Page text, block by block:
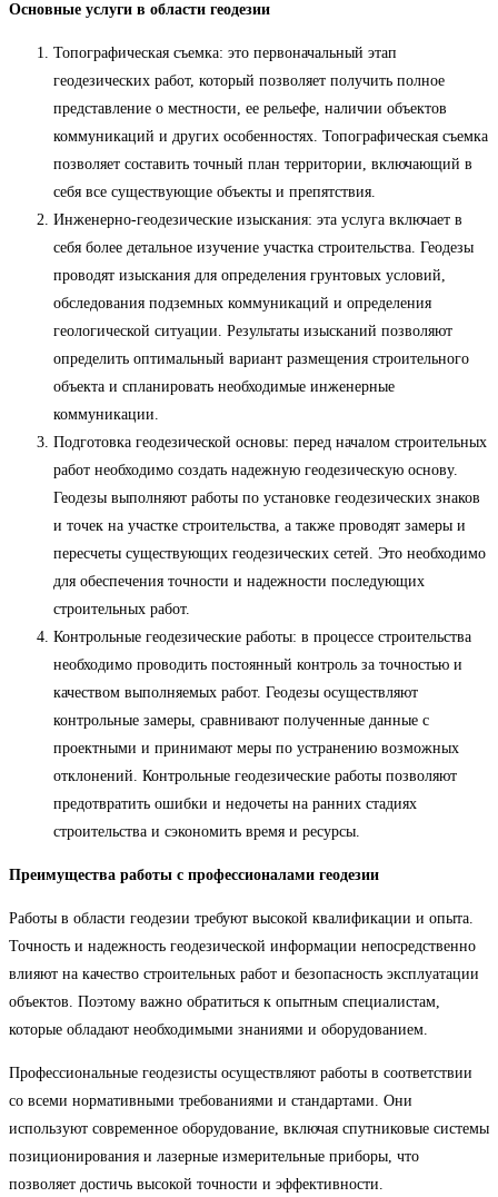
Основные услуги в области геодезии
Топографическая съемка: это первоначальный этап
геодезических работ, который позволяет получить полное
представление о местности, ее рельефе, наличии объектов
коммуникаций и других особенностях. Топографическая съемка
позволяет составить точный план территории, включающий в
себя все существующие объекты и препятствия.
Инженерно-геодезические изыскания: эта услуга включает в
себя более детальное изучение участка строительства. Геодезы
проводят изыскания для определения грунтовых условий,
обследования подземных коммуникаций и определения
геологической ситуации. Результаты изысканий позволяют
определить оптимальный вариант размещения строительного
объекта и спланировать необходимые инженерные
коммуникации.
Подготовка геодезической основы: перед началом строительных
работ необходимо создать надежную геодезическую основу.
Геодезы выполняют работы по установке геодезических знаков
и точек на участке строительства, а также проводят замеры и
пересчеты существующих геодезических сетей. Это необходимо
для обеспечения точности и надежности последующих
строительных работ.
Контрольные геодезические работы: в процессе строительства
необходимо проводить постоянный контроль за точностью и
качеством выполняемых работ. Геодезы осуществляют
контрольные замеры, сравнивают полученные данные с
проектными и принимают меры по устранению возможных
отклонений. Контрольные геодезические работы позволяют
предотвратить ошибки и недочеты на ранних стадиях
строительства и сэкономить время и ресурсы.
Преимущества работы с профессионалами геодезии
Работы в области геодезии требуют высокой квалификации и опыта.
Точность и надежность геодезической информации непосредственно
влияют на качество строительных работ и безопасность эксплуатации
объектов. Поэтому важно обратиться к опытным специалистам,
которые обладают необходимыми знаниями и оборудованием.
Профессиональные геодезисты осуществляют работы в соответствии
со всеми нормативными требованиями и стандартами. Они
используют современное оборудование, включая спутниковые системы
позиционирования и лазерные измерительные приборы, что
позволяет достичь высокой точности и эффективности.